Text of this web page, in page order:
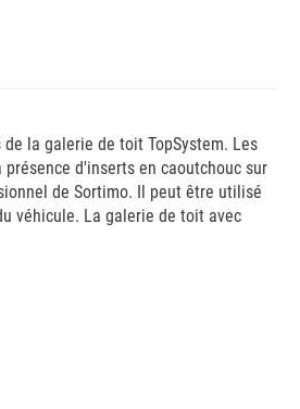
la galerie de toit TopSystem. Les
d'inserts en caoutchouc sur
de Sortimo. Il peut être utilisé
véhicule. La galerie de toit avec